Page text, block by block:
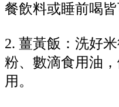
餐飲料或睡前喝皆
2. 薑黃飯：洗好
粉、數滴食用油
用。